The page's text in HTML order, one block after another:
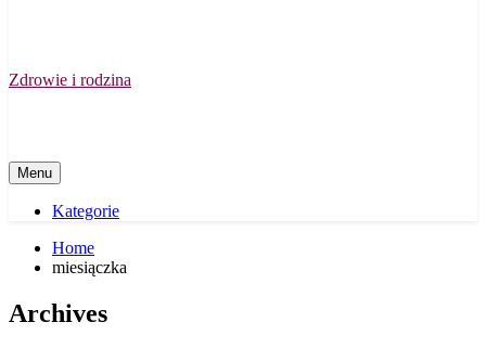
Zdrowie i rodzina
Menu
Kategorie
Home
miesiączka
Archives